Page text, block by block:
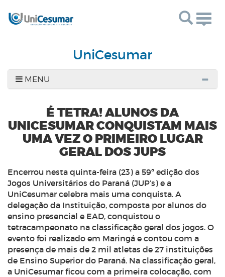
UniCesumar
MENU
É TETRA! ALUNOS DA
UNICESUMAR CONQUISTAM MAIS
UMA VEZ O PRIMEIRO LUGAR
GERAL DOS JUPS
Encerrou nesta quinta-feira (23) a 59ª edição dos
Jogos Universitários do Paraná (JUP’s) e a
UniCesumar celebra mais uma conquista. A
delegação da Instituição, composta por alunos do
ensino presencial e EAD, conquistou o
tetracampeonato na classificação geral dos jogos. O
evento foi realizado em Maringá e contou com a
presença de mais de 2 mil atletas de 27 instituições
de Ensino Superior do Paraná. Na classificação geral,
a UniCesumar ficou com a primeira colocação, com